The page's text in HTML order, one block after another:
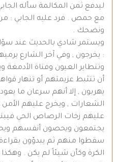
ليدفع ثمن المكالمة سأله
مع حمص . فرد عليه الجابي :
ونضحك .
ويستمر شادي بالحديث عند
: يخرجون , وفي آخر الشارع
وتتطاير العيون وفتاة
أن تتثبط عزيمتهم أو تنهار
يهربون , إلا أنهم سرعان ما
الشعارات , ويخرج عليهم
عليهم زخات الرصاص الحي
يجتمعون ويحصون أنفسهم
سقطوا منهم ثم يبدؤون بقراءة
الكرة وكأن شيئاً لم يكن . وهكذا